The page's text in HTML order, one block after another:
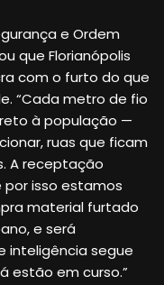
e Ordem
que Florianópolis
com o furto do que
“Cada metro de fio
à população —
ruas que ficam
A receptação
por isso estamos
material furtado
e será
inteligência segue
estão em curso.”